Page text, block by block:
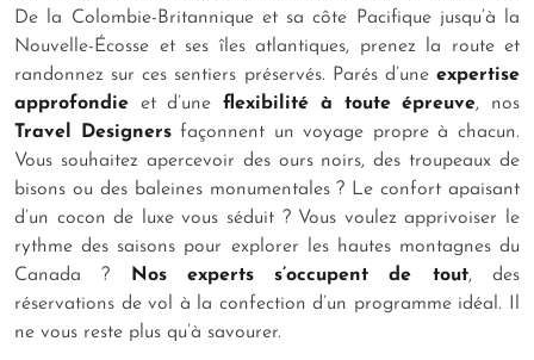
De la Colombie-Britannique et sa côte Pacifique jusqu’à la
Nouvelle-Écosse et ses îles atlantiques, prenez la route et
randonnez sur ces sentiers préservés. Parés d’une expertise
approfondie et d’uneflexibilité à toute épreuve, nos
Travel Designersfaçonnent un voyage propre à chacun.
Vous souhaitez apercevoir des ours noirs, des troupeaux de
bisons ou des baleines monumentales ? Le confort apaisant
d’un cocon de luxe vous séduit ? Vous voulez apprivoiser le
rythme des saisons pour explorer les hautes montagnes du
Canada ?
Nos experts s’occupent de tout, des
réservations de vol à la confection d’un programme idéal. Il
ne vous reste plus qu’à savourer.